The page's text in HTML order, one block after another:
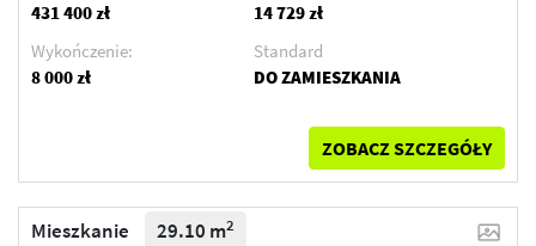
431 400 zł
14 729 zł
Wykończenie:
8 000 zł
Standard
DO ZAMIESZKANIA
ZOBACZ SZCZEGÓŁY
Mieszkanie 29.10 m2